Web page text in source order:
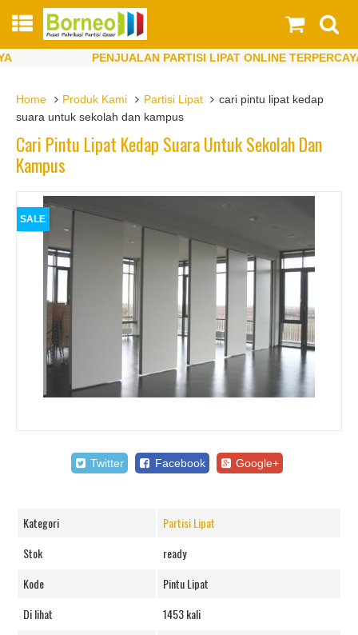
PENJUALAN PARTISI LIPAT ONLINE TERPERCAYA
Home
Produk Kami Partisi Lipat
cari pintu lipat kedap
suara untuk sekolah dan kampus
Cari Pintu Lipat Kedap Suara Untuk Sekolah Dan
Kampus
SALE
Twitter Facebook Google+
Kategori
Partisi Lipat
Stok
ready
Kode
Pintu Lipat
Di lihat
1453 kali